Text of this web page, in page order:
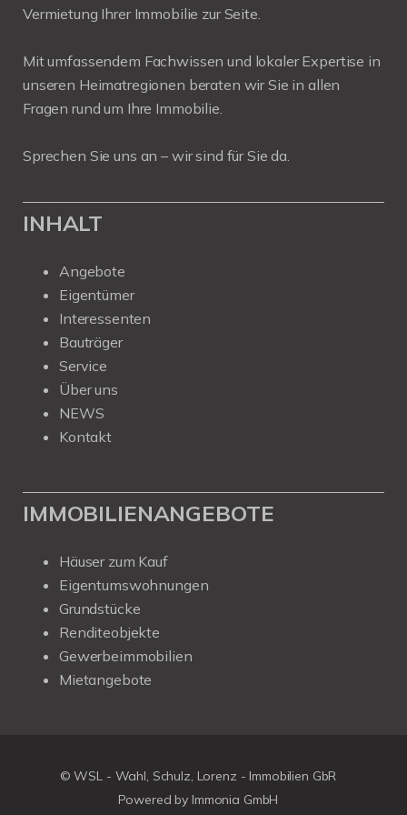
Vermietung Ihrer Immobilie zur Seite.
Mit umfassendem Fachwissen und lokaler Expertise in
unseren Heimatregionen beraten wir Sie in allen
Fragen rund um Ihre Immobilie.
Sprechen Sie uns an – wir sind für Sie da.
INHALT
Angebote
Eigentümer
Interessenten
Bauträger
Service
Über uns
NEWS
Kontakt
IMMOBILIENANGEBOTE
Häuser zum Kauf
Eigentumswohnungen
Grundstücke
Renditeobjekte
Gewerbeimmobilien
Mietangebote
© WSL - Wahl, Schulz, Lorenz - Immobilien GbR
Powered by Immonia GmbH